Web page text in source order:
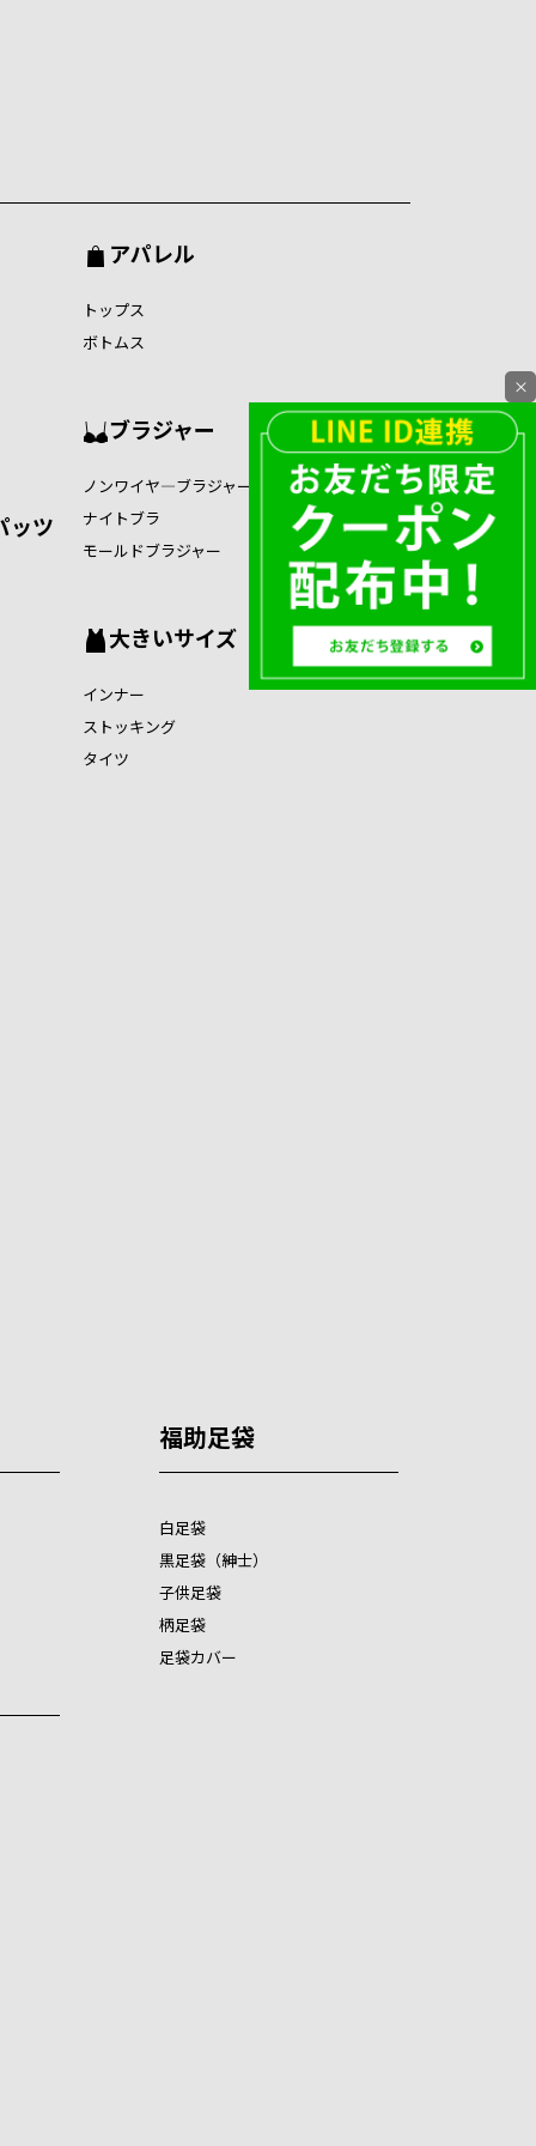
ッツ
アパレル
トップス
ボトムス
ブラジャー
ノンワイヤ―ブラジャー
ナイトブラ
モールドブラジャー
大きいサイズ
インナー
ストッキング
タイツ
福助足袋
白足袋
黒足袋（紳士）
子供足袋
柄足袋
足袋カバー
×